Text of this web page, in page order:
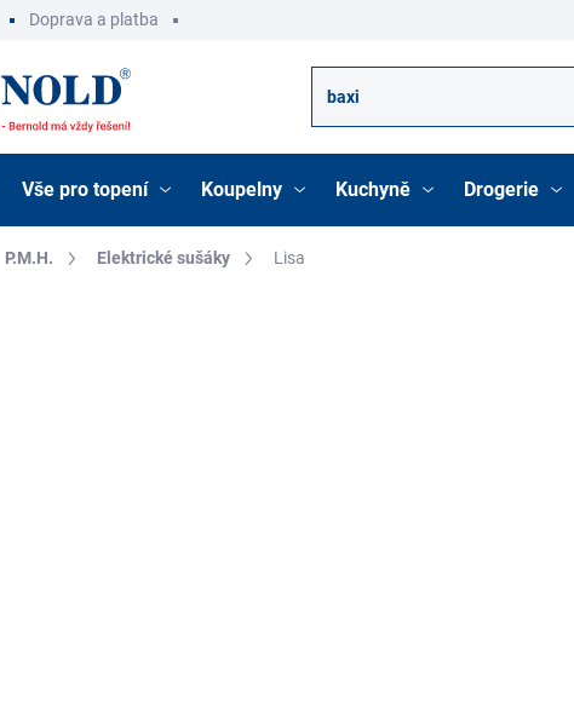
Doprava a platba
Vše pro topení Koupelny Kuchyně Drogerie
P.M.H. Elektrické sušáky Lisa